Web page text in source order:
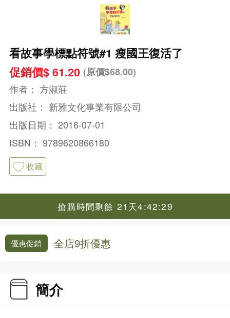
看故事學標點符號#1 瘦國王復活了
促銷價$ 61.20 (原價$68.00)
作者： 方淑莊
出版社： 新雅文化事業有限公司
出版日期： 2016-07-01
ISBN： 9789620866180
收藏
搶購時間剩餘 21天4:42:29
優惠促銷 全店9折優惠
簡介